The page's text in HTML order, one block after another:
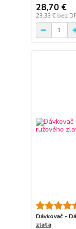
28,70 €
23,33 € bez
Dávkovač -
zlata